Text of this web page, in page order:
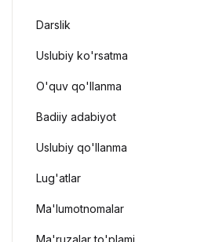
Darslik
Uslubiy ko'rsatma
O'quv qo'llanma
Badiiy adabiyot
Uslubiy qo'llanma
Lug'atlar
Ma'lumotnomalar
Ma'ruzalar to'plami